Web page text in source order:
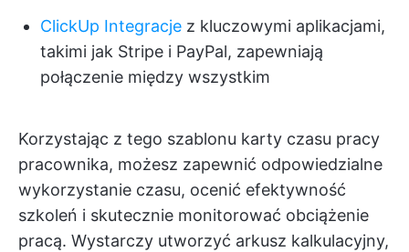
ClickUp Integracje z kluczowymi aplikacjami,
takimi jak Stripe i PayPal, zapewniają
połączenie między wszystkim
Korzystając z tego szablonu karty czasu pracy
pracownika, możesz zapewnić odpowiedzialne
wykorzystanie czasu, ocenić efektywność
szkoleń i skutecznie monitorować obciążenie
pracą. Wystarczy utworzyć arkusz kalkulacyjny,